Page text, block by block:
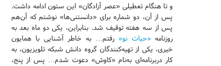
و تا هنگام تعطیلی «عصر آزادگان» این ستون ادامه داشت.
پس از آن، دو شماره برای «دانستنی‌ها» نوشتم که آن‌هم
پس از سه هفته توقیف شد. بنابراین، یکی دو ماه بعد به
روزنامه«حیات نو» رفتم… به خاطر آشنایی‌ با همایون
خیری، یکی از تهیه‌کنندگان گروه دانش شبکه تلویزیون، به
کار دربرنامه‌ای به‌نام «کاوش» دعوت شدم… پس از پنج،